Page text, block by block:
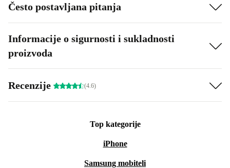
Često postavljana pitanja
Informacije o sigurnosti i sukladnosti
proizvoda
Recenzije (4.6)
Top kategorije
iPhone
Samsung mobiteli